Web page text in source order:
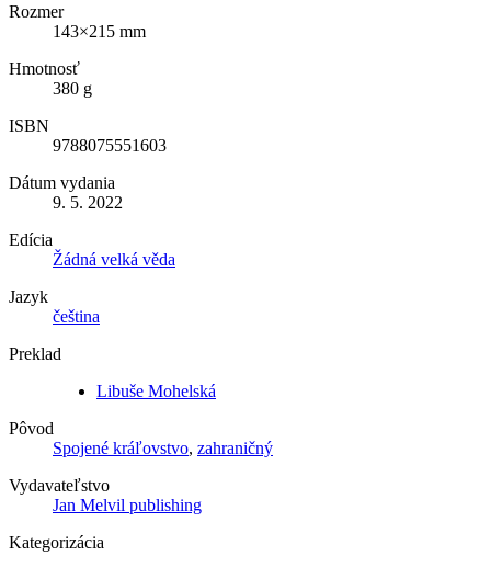
Rozmer
143×215 mm
Hmotnosť
380 g
ISBN
9788075551603
Dátum vydania
9. 5. 2022
Edícia
Žádná velká věda
Jazyk
čeština
Preklad
Libuše Mohelská
Pôvod
Spojené kráľovstvo, zahraničný
Vydavateľstvo
Jan Melvil publishing
Kategorizácia